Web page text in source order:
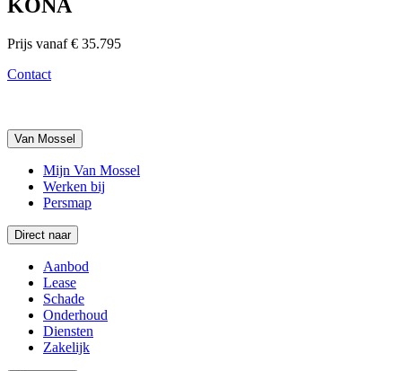
KONA
Prijs vanaf € 35.795
Contact
Van Mossel
Mijn Van Mossel
Werken bij
Persmap
Direct naar
Aanbod
Lease
Schade
Onderhoud
Diensten
Zakelijk